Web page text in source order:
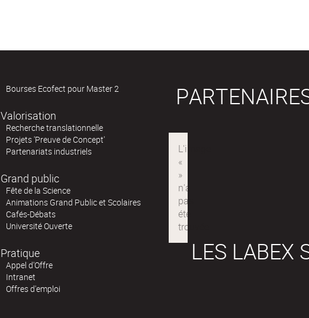
Bourses Ecofect pour Master 2
Valorisation
Recherche translationnelle
Projets 'Preuve de Concept'
Partenariats industriels
Grand public
Fête de la Science
Animations Grand Public et Scolaires
Cafés-Débats
Université Ouverte
Pratique
Appel d'Offre
Intranet
Offres d'emploi
LES LABEX